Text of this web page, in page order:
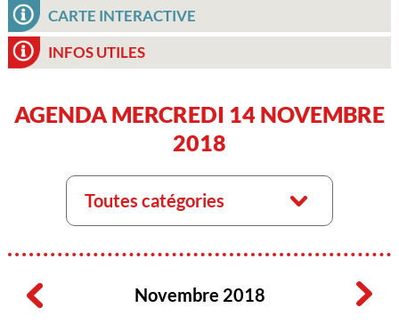
CARTE INTERACTIVE
INFOS UTILES
AGENDA MERCREDI 14 NOVEMBRE
2018
Toutes catégories
Novembre 2018